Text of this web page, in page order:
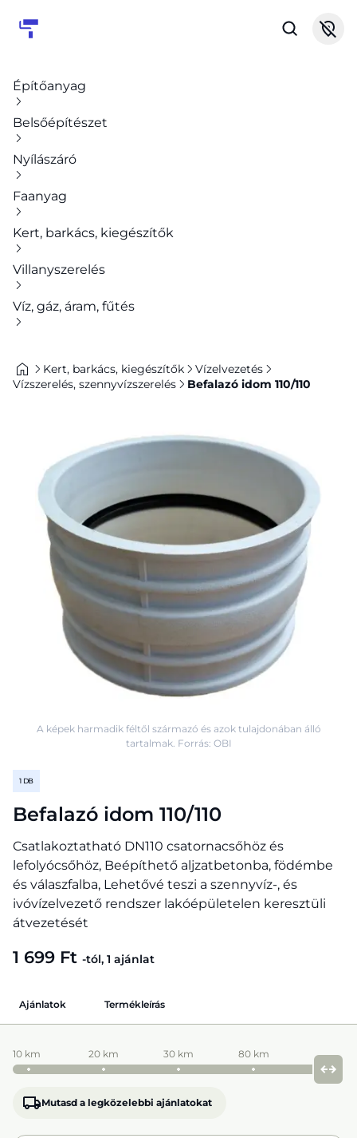
Építőanyag
Belsőépítészet
Nyílászáró
Faanyag
Kert, barkács, kiegészítők
Villanyszerelés
Víz, gáz, áram, fűtés
Kert, barkács, kiegészítők
Vízelvezetés
Vízszerelés, szennyvízszerelés
Befalazó idom 110/110
1 DB
Befalazó idom 110/110
Csatlakoztatható DN110 csatornacsőhöz és
lefolyócsőhöz, Beépíthető aljzatbetonba, födémbe
és válaszfalba, Lehetővé teszi a szennyvíz-, és
ivóvízelvezető rendszer lakóépületelen keresztüli
átvezetését
1 699 Ft -tól, 1 ajánlat
A képek harmadik féltől származó és azok tulajdonában álló
tartalmak. Forrás: OBI
Ajánlatok Termékleírás
10 km 20 km 30 km 80 km
Mutasd a legközelebbi ajánlatokat